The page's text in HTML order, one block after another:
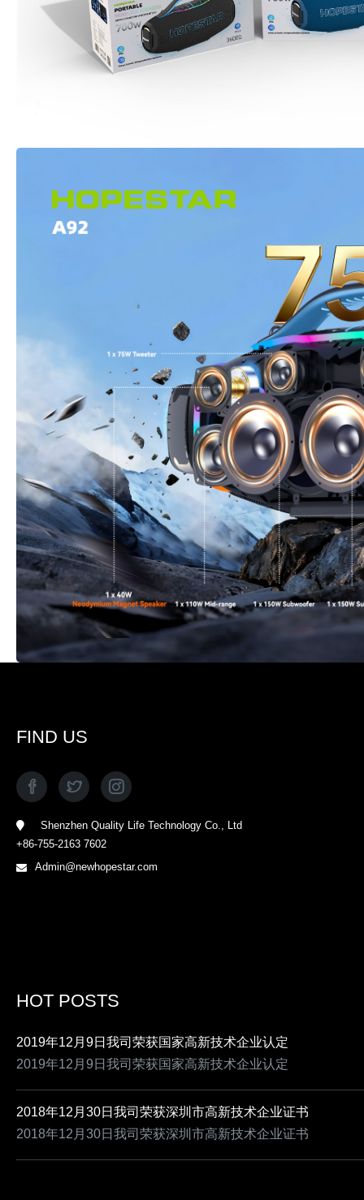
FIND US
Shenzhen Quality Life Technology Co., Ltd
+86-755-2163 7602
Admin@newhopestar.com
HOT POSTS
2019年12月9日我司荣获国家高新技术企业认定
2019年12月9日我司荣获国家高新技术企业认定
2018年12月30日我司荣获深圳市高新技术企业证书
2018年12月30日我司荣获深圳市高新技术企业证书